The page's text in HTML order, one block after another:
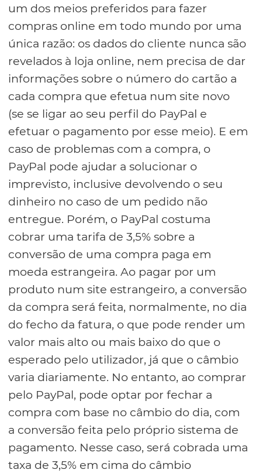
um dos meios preferidos para fazer
compras online em todo mundo por uma
única razão: os dados do cliente nunca são
revelados à loja online, nem precisa de dar
informações sobre o número do cartão a
cada compra que efetua num site novo
(se se ligar ao seu perfil do PayPal e
efetuar o pagamento por esse meio). E em
caso de problemas com a compra, o
PayPal pode ajudar a solucionar o
imprevisto, inclusive devolvendo o seu
dinheiro no caso de um pedido não
entregue. Porém, o PayPal costuma
cobrar uma tarifa de 3,5% sobre a
conversão de uma compra paga em
moeda estrangeira. Ao pagar por um
produto num site estrangeiro, a conversão
da compra será feita, normalmente, no dia
do fecho da fatura, o que pode render um
valor mais alto ou mais baixo do que o
esperado pelo utilizador, já que o câmbio
varia diariamente. No entanto, ao comprar
pelo PayPal, pode optar por fechar a
compra com base no câmbio do dia, com
a conversão feita pelo próprio sistema de
pagamento. Nesse caso, será cobrada uma
taxa de 3,5% em cima do câmbio